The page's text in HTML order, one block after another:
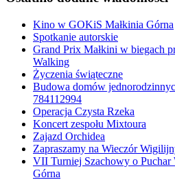
Kino w GOKiS Małkinia Górna
Spotkanie autorskie
Grand Prix Małkini w biegach
Walking
Życzenia świąteczne
Budowa domów
784112994
Operacja Czysta Rzeka
Koncert zespołu Mixtoura
Zajazd Orchidea
Zapraszamy na Wieczór
VII Turniej Szachowy o Puchar
Górna